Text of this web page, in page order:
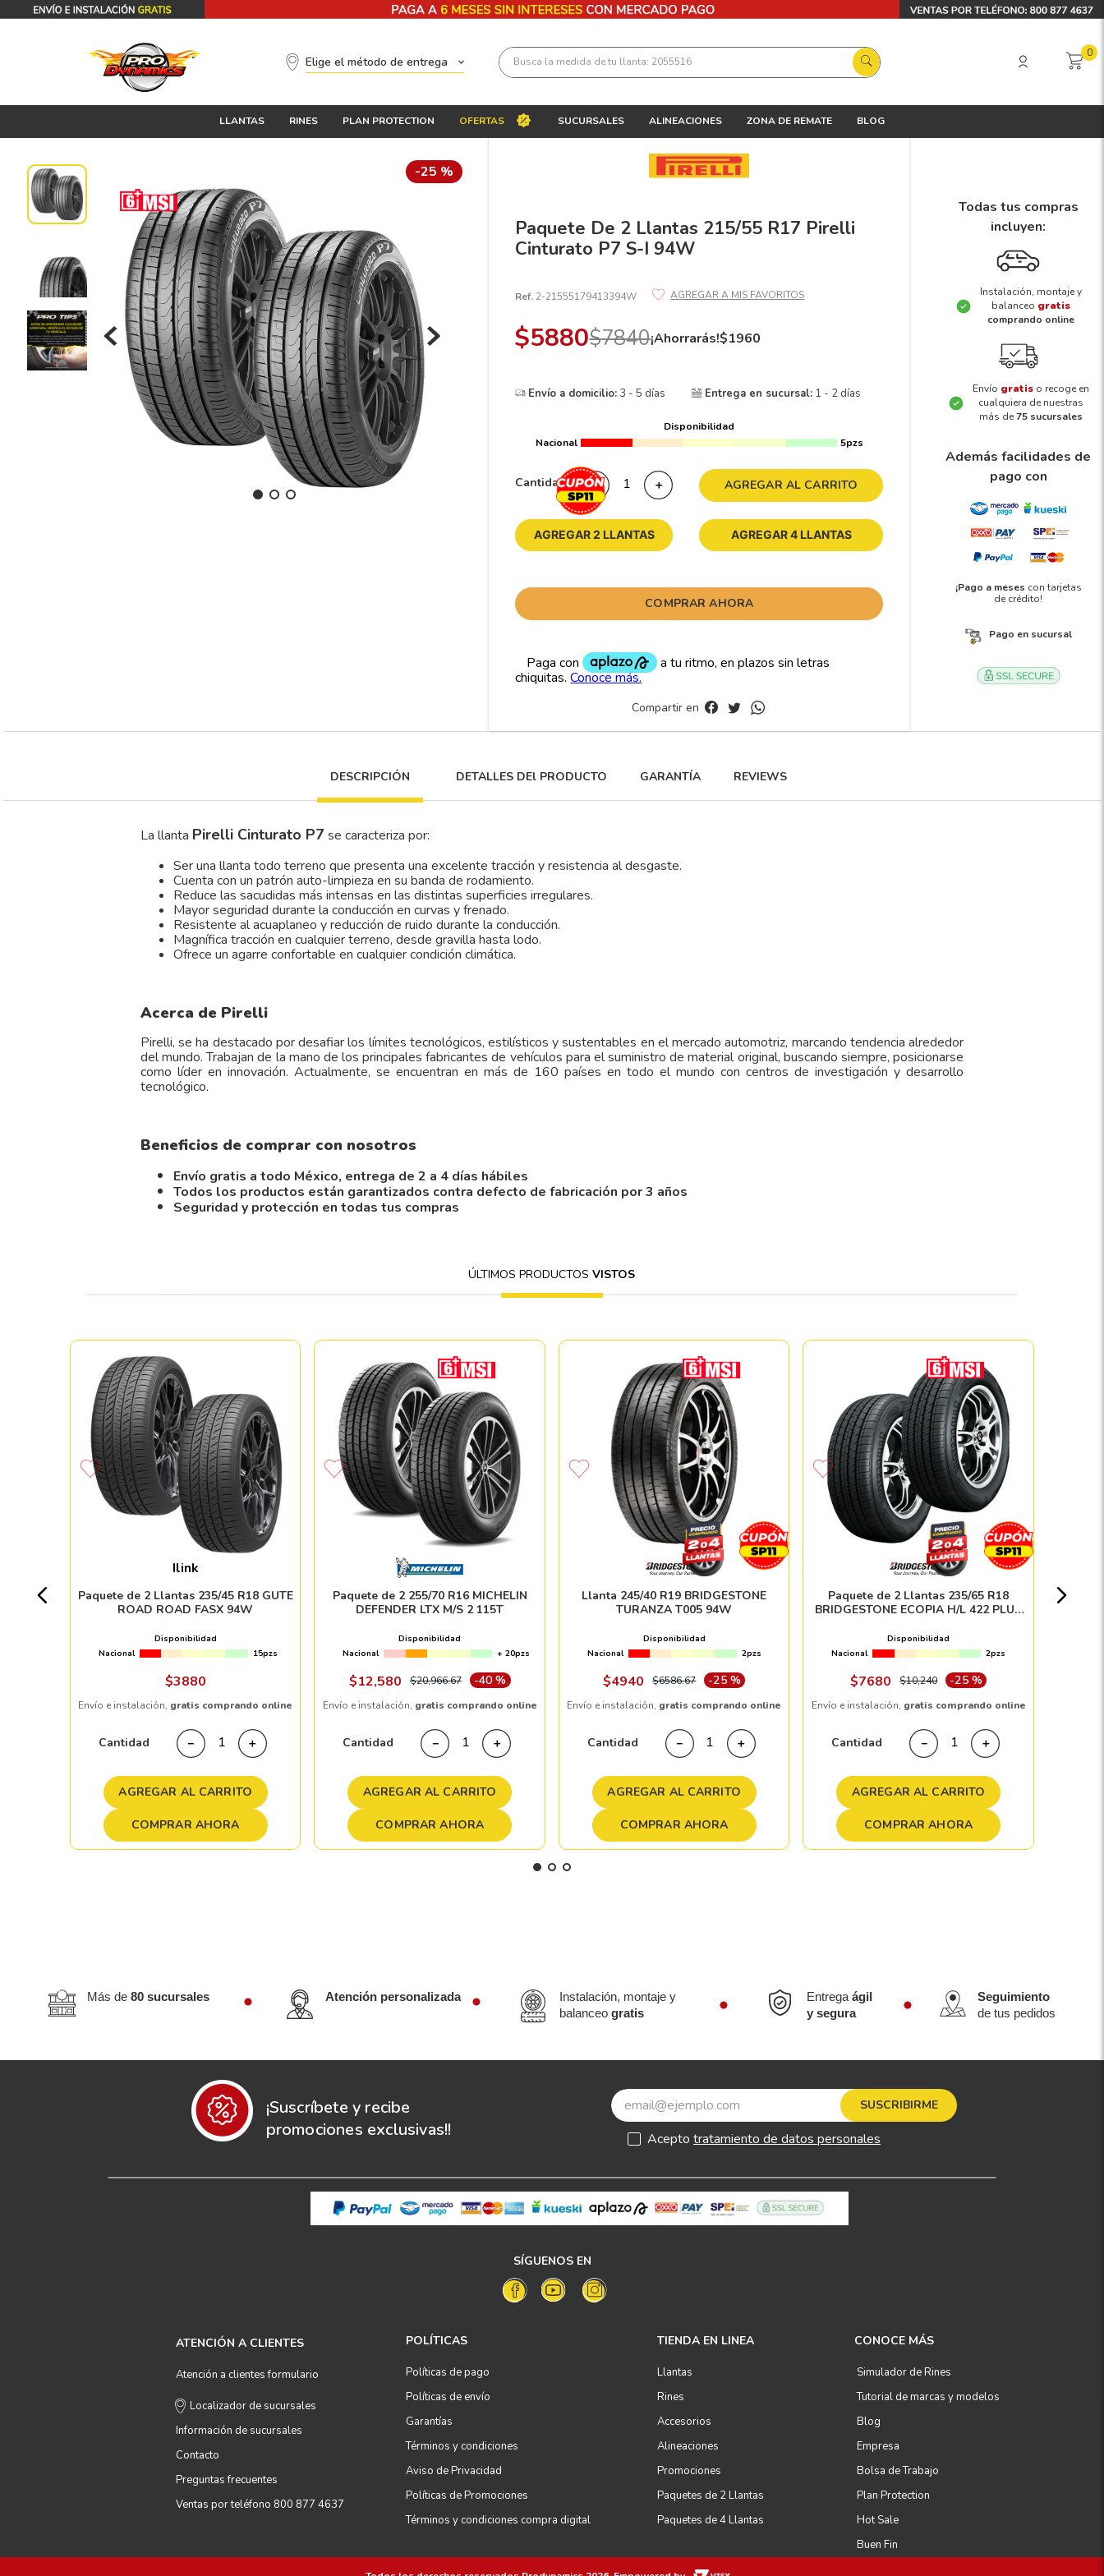
Elige el método de entrega Busca la medida de tu llanta: 2055516 0
LLANTAS RINES PLAN PROTECTION OFERTAS SUCURSALES ALINEACIONES ZONA DE REMATE BLOG
-25 %
Paquete De 2 Llantas 215/55 R17 Pirelli
Cinturato P7 S-I 94W
Ref. 2-21555179413394W
$5880$7840¡Ahorrarás!$1960
Envío a domicilio:3 - 5 días Entrega en sucursal: 1 - 2 días
Disponibilidad
Nacional
5pzs
Cantidad ＋
－ AGREGAR AL CARRITO
AGREGAR 2 LLANTAS AGREGAR 4 LLANTAS
COMPRAR AHORA
Compartir en
Todas tus compras
incluyen:
Instalación, montaje y
balanceo gratis
comprando online
Envío gratis o recoge en
cualquiera de nuestras
más de75 sucursales
Además facilidades de
pago con
¡Pago a meses con tarjetas
de crédito!
Pago en sucursal
DESCRIPCIÓN DETALLES DEl PRODUCTO GARANTÍA REVIEWS
La llanta Pirelli Cinturato P7 se caracteriza por:
Ser una llanta todo terreno que presenta una excelente tracción y resistencia al desgaste.
Cuenta con un patrón auto-limpieza en su banda de rodamiento.
Reduce las sacudidas más intensas en las distintas superficies irregulares.
Mayor seguridad durante la conducción en curvas y frenado.
Resistente al acuaplaneo y reducción de ruido durante la conducción.
Magnífica tracción en cualquier terreno, desde gravilla hasta lodo.
Ofrece un agarre confortable en cualquier condición climática.
Acerca de Pirelli
Pirelli, se ha destacado por desafiar los límites tecnológicos, estilísticos y sustentables en el mercado automotriz, marcando tendencia alrededor
del mundo. Trabajan de la mano de los principales fabricantes de vehículos para el suministro de material original, buscando siempre, posicionarse
como líder en innovación. Actualmente, se encuentran en más de 160 países en todo el mundo con centros de investigación y desarrollo
tecnológico.
Beneficios de comprar con nosotros
Envío gratis a todo México, entrega de 2 a 4 días hábiles
Todos los productos están garantizados contra defecto de fabricación por 3 años
Seguridad y protección en todas tus compras
ÚLTIMOS PRODUCTOSVISTOS
Ilink
Paquete de 2 Llantas 235/45 R18 GUTE
ROAD ROAD FASX 94W
Disponibilidad
Nacional
15pzs
$3880
Envío e instalación, gratis comprando online
Cantidad ＋
－
AGREGAR AL CARRITO
COMPRAR AHORA
Paquete de 2 255/70 R16 MICHELIN
DEFENDER LTX M/S 2 115T
Disponibilidad
Nacional
+ 20pzs
$12,580 $20,966.67 -40 %
Envío e instalación, gratis comprando online
Cantidad ＋
－
AGREGAR AL CARRITO
COMPRAR AHORA
Llanta 245/40 R19 BRIDGESTONE
TURANZA T005 94W
Disponibilidad
Nacional
2pzs
$4940 $6586.67 -25 %
Envío e instalación, gratis comprando online
Cantidad ＋
－
AGREGAR AL CARRITO
COMPRAR AHORA
Paquete de 2 Llantas 235/65 R18
BRIDGESTONE ECOPIA H/L 422 PLUS
Disponibilidad
Nacional
2pzs
$7680 $10,240 -25 %
Envío e instalación, gratis comprando online
Cantidad ＋
－
AGREGAR AL CARRITO
COMPRAR AHORA
Más de 80 sucursales Atención personalizada
Instalación, montaje y
balanceogratis
Entregaágil
y segura
Seguimiento
de tus pedidos
¡Suscríbete y recibe
promociones exclusivas!!
SUSCRIBIRME
Acepto tratamiento de datos personales
SÍGUENOS EN
ATENCIÓN A CLIENTES
Atención a clientes formulario
Localizador de sucursales
Información de sucursales
Contacto
Preguntas frecuentes
Ventas por teléfono 800 877 4637
POLÍTICAS
Políticas de pago
Políticas de envío
Garantías
Términos y condiciones
Aviso de Privacidad
Políticas de Promociones
Términos y condiciones compra digital
TIENDA EN LINEA
Llantas
Rines
Accesorios
Alineaciones
Promociones
Paquetes de 2 Llantas
Paquetes de 4 Llantas
CONOCE MÁS
Simulador de Rines
Tutorial de marcas y modelos
Blog
Empresa
Bolsa de Trabajo
Plan Protection
Hot Sale
Buen Fin
Términos más buscados